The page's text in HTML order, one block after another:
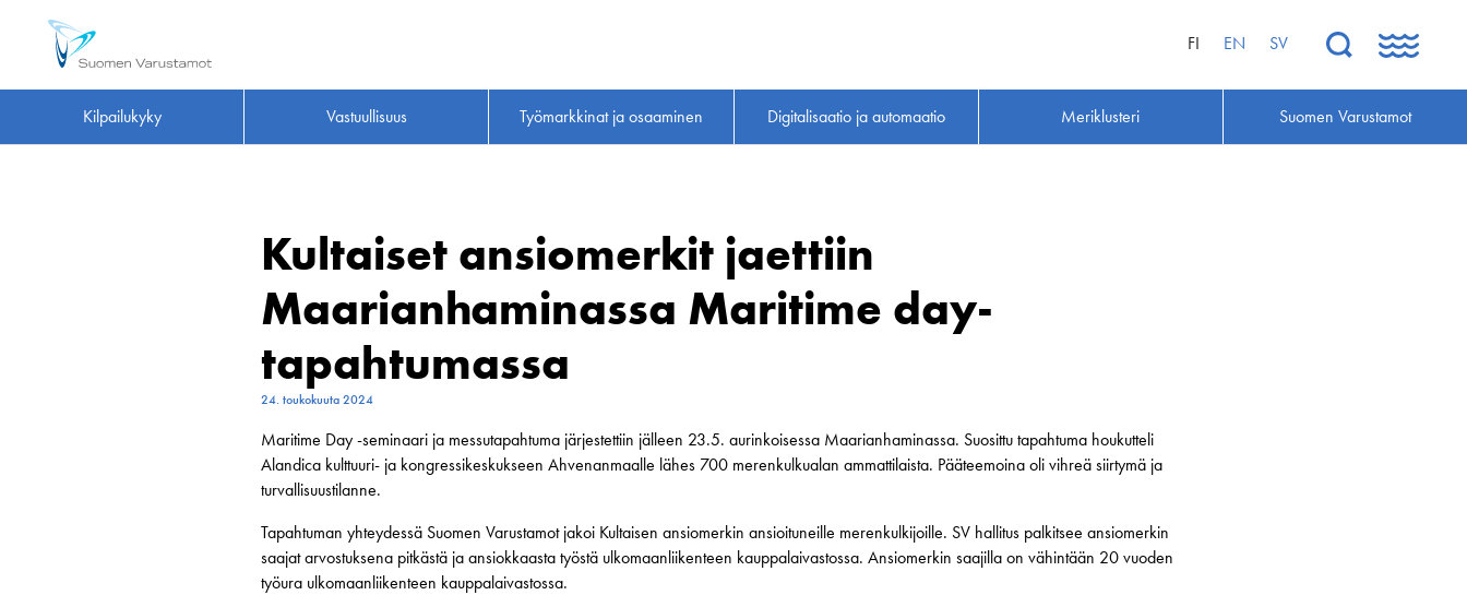
FI EN SV
Kilpailukyky Vastuullisuus Työmarkkinat ja osaaminen Digitalisaatio ja automaatio Meriklusteri Suomen Varustamot
Kultaiset ansiomerkit jaettiin
Maarianhaminassa Maritime day-
tapahtumassa
24. toukokuuta 2024
Maritime Day -seminaari ja messutapahtuma järjestettiin jälleen 23.5. aurinkoisessa Maarianhaminassa. Suosittu tapahtuma houkutteli
Alandica kulttuuri- ja kongressikeskukseen Ahvenanmaalle lähes 700 merenkulkualan ammattilaista. Pääteemoina oli vihreä siirtymä ja
turvallisuustilanne.
Tapahtuman yhteydessä Suomen Varustamot jakoi Kultaisen ansiomerkin ansioituneille merenkulkijoille. SV hallitus palkitsee ansiomerkin
saajat arvostuksena pitkästä ja ansiokkaasta työstä ulkomaanliikenteen kauppalaivastossa. Ansiomerkin saajilla on vähintään 20 vuoden
työura ulkomaanliikenteen kauppalaivastossa.